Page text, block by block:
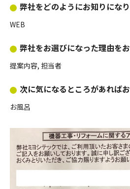
弊社をどのようにお知りにな
WEB
弊社をお選びになった理由を
提案内容, 担当者
次に気になるところがあれば
お風呂